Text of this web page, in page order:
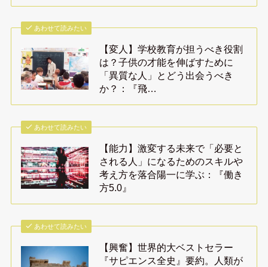
あわせて読みたい
【変人】学校教育が担うべき役割
は？子供の才能を伸ばすために
「異質な人」とどう出会うべき
か？：『飛…
あわせて読みたい
【能力】激変する未来で「必要と
される人」になるためのスキルや
考え方を落合陽一に学ぶ：『働き
方5.0』
あわせて読みたい
【興奮】世界的大ベストセラー
『サピエンス全史』要約。人類が